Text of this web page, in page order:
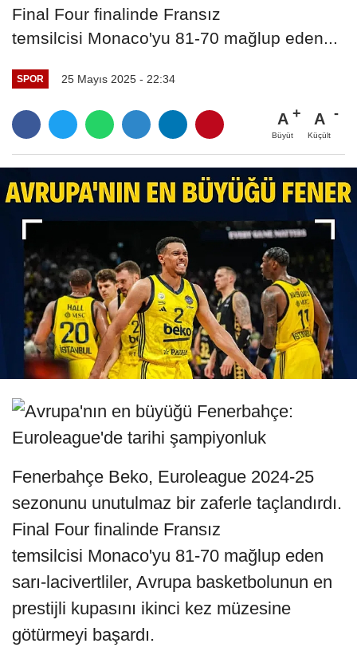
Final Four finalinde Fransız
temsilcisi Monaco'yu 81-70 mağlup eden...
SPOR 25 Mayıs 2025 - 22:34
A
Büyüt
A
Küçült
Fenerbahçe Beko, Euroleague 2024-25
sezonunu unutulmaz bir zaferle taçlandırdı.
Final Four finalinde Fransız
temsilcisi Monaco'yu 81-70 mağlup eden
sarı-lacivertliler, Avrupa basketbolunun en
prestijli kupasını ikinci kez müzesine
götürmeyi başardı.